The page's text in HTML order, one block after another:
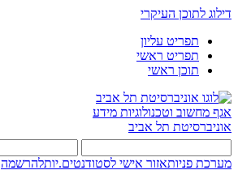
דילוג לתוכן העיקרי
תפריט עליון
תפריט ראשי
תוכן ראשי
אגף מחשוב וטכנולוגיות מידע
אוניברסיטת תל אביב
מערכת פניותאזור אישי לסטודנטים.יותלהרשמה